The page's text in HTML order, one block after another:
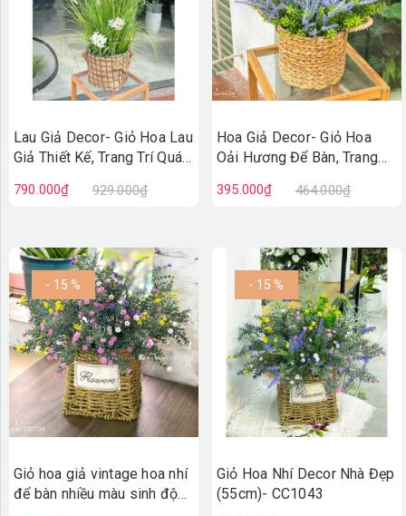
Lau Giả Decor- Giỏ Hoa Lau
Giả Thiết Kế, Trang Trí Quán
CC1226
790.000₫ 929.000₫
Hoa Giả Decor- Giỏ Hoa
Oải Hương Để Bàn, Trang
395.000₫ 464.000₫
- 15 %
Giỏ hoa giả vintage hoa nhí
để bàn nhiều màu sinh động
- 15 %
Giỏ Hoa Nhí Decor Nhà Đẹp
(55cm)- CC1043